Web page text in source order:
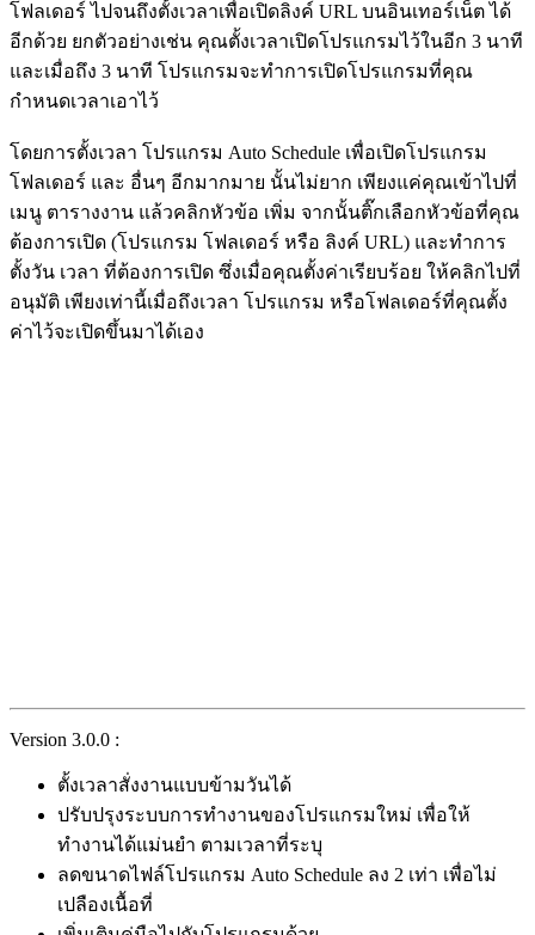
โฟลเดอร์ ไปจนถึงตั้งเวลาเพื่อเปิดลิงค์ URL บนอินเทอร์เน็ต ได้
อีกด้วย ยกตัวอย่างเช่น คุณตั้งเวลาเปิดโปรแกรมไว้ในอีก 3 นาที
และเมื่อถึง 3 นาที โปรแกรมจะทำการเปิดโปรแกรมที่คุณ
กำหนดเวลาเอาไว้
โดยการตั้งเวลา โปรแกรม Auto Schedule เพื่อเปิดโปรแกรม
โฟลเดอร์ และ อื่นๆ อีกมากมาย นั้นไม่ยาก เพียงแค่คุณเข้าไปที่
เมนู ตารางงาน แล้วคลิกหัวข้อ เพิ่ม จากนั้นติ๊กเลือกหัวข้อที่คุณ
ต้องการเปิด (โปรแกรม โฟลเดอร์ หรือ ลิงค์ URL) และทำการ
ตั้งวัน เวลา ที่ต้องการเปิด ซึ่งเมื่อคุณตั้งค่าเรียบร้อย ให้คลิกไปที่
อนุมัติ เพียงเท่านี้เมื่อถึงเวลา โปรแกรม หรือโฟลเดอร์ที่คุณตั้ง
ค่าไว้จะเปิดขึ้นมาได้เอง
Version 3.0.0 :
ตั้งเวลาสั่งงานแบบข้ามวันได้
ปรับปรุงระบบการทำงานของโปรแกรมใหม่ เพื่อให้
ทำงานได้แม่นยำ ตามเวลาที่ระบุ
ลดขนาดไฟล์โปรแกรม Auto Schedule ลง 2 เท่า เพื่อไม่
เปลืองเนื้อที่